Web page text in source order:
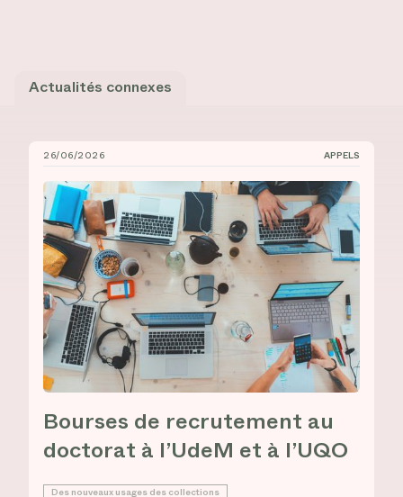
Actualités connexes
Bourses de recrutement au doctorat à l’UdeM et à
26/06/2026 APPELS
Bourses de recrutement au
doctorat à l’UdeM et à l’UQO
Des nouveaux usages des collections